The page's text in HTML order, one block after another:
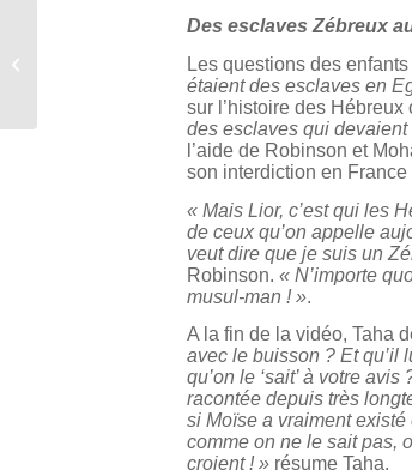
Des esclaves Zébreux
Les questions des
étaient des esclaves en
sur l’histoire des
des esclaves qui
l’aide de Robinson et
son interdiction en
« Mais Lior, c’est qui les
de ceux qu’on appelle
veut dire que je suis un
Robinson. « N’importe
musul-man ! ».
A la fin de la vidéo, Taha
avec le buisson ? Et qu’il
qu’on le ‘sait’ à votre
racontée depuis très
si Moïse a vraiment
comme on ne le sait pas,
croient ! » résume Taha.